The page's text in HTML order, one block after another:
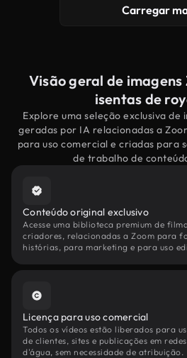
Carregar
Visão geral de
isentas de
Explore uma seleção exclusiva de
geradas por IA relacionadas a
para uso comercial e criadas para
de trabalho de
Conteúdo original exclusivo
Acesse uma biblioteca premium de
criadores, relacionadas a Zoom para
histórias, para marketing e para uso
Licença para uso comercial
Todos os vídeos estão liberados para
de clientes, sites e publicações em
d'água, sem necessidade de atribuição.